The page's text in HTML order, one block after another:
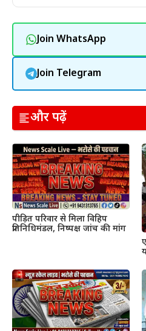
Join WhatsApp
Join Telegram
और पढ़ें
पीड़ित परिवार से मिला विहिप
प्रतिनिधिमंडल, निष्पक्ष जांच की मांग